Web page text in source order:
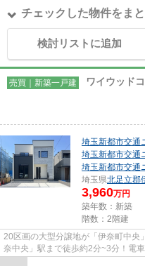
チェックした物件をま
検討リストに追加
売買｜新築一戸建 ワイウッド
埼玉新都市交通
埼玉新都市交通
埼玉新都市交通
埼玉県北足立郡
3,960万円
築年数：新築
階数：2階建
20区画の大型分譲地が「伊奈町中央
奈中央」駅まで徒歩約2分~3分！電
全区画40坪以上で、建物と駐...